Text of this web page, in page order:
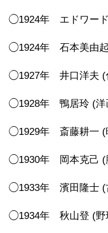
◯1924年 エドワード
◯1924年 石本美由
◯1927年 井口洋夫 (
◯1928年 鴨居玲 (洋
◯1929年 斎藤耕一 (
◯1930年 岡本克己 (
◯1933年 濱田隆士 (
◯1934年 秋山登 (野